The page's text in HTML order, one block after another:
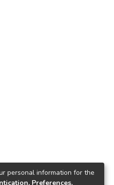
personal information for the
Preferences,